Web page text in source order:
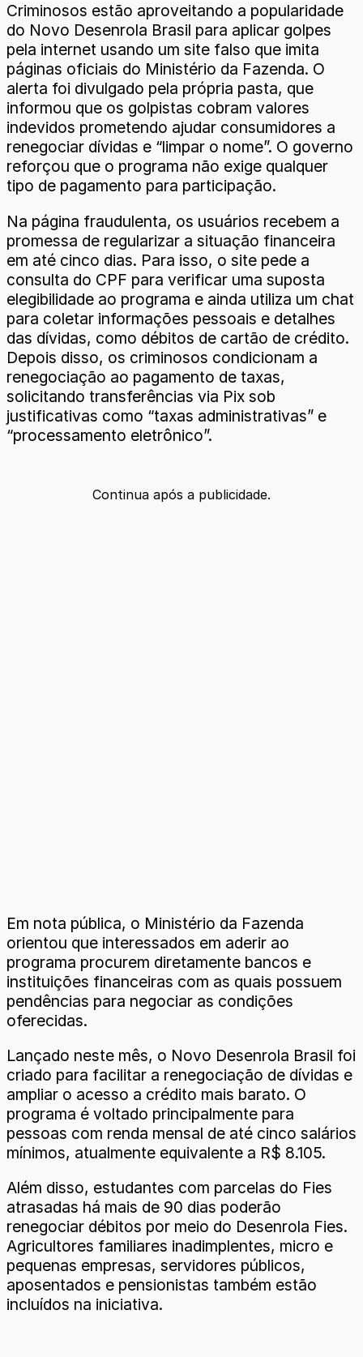
Criminosos estão aproveitando a popularidade
do Novo Desenrola Brasil para aplicar golpes
pela internet usando um site falso que imita
páginas oficiais do Ministério da Fazenda. O
alerta foi divulgado pela própria pasta, que
informou que os golpistas cobram valores
indevidos prometendo ajudar consumidores a
renegociar dívidas e “limpar o nome”. O governo
reforçou que o programa não exige qualquer
tipo de pagamento para participação.
Na página fraudulenta, os usuários recebem a
promessa de regularizar a situação financeira
em até cinco dias. Para isso, o site pede a
consulta do CPF para verificar uma suposta
elegibilidade ao programa e ainda utiliza um chat
para coletar informações pessoais e detalhes
das dívidas, como débitos de cartão de crédito.
Depois disso, os criminosos condicionam a
renegociação ao pagamento de taxas,
solicitando transferências via Pix sob
justificativas como “taxas administrativas” e
“processamento eletrônico”.
Continua após a publicidade.
Em nota pública, o Ministério da Fazenda
orientou que interessados em aderir ao
programa procurem diretamente bancos e
instituições financeiras com as quais possuem
pendências para negociar as condições
oferecidas.
Lançado neste mês, o Novo Desenrola Brasil foi
criado para facilitar a renegociação de dívidas e
ampliar o acesso a crédito mais barato. O
programa é voltado principalmente para
pessoas com renda mensal de até cinco salários
mínimos, atualmente equivalente a R$ 8.105.
Além disso, estudantes com parcelas do Fies
atrasadas há mais de 90 dias poderão
renegociar débitos por meio do Desenrola Fies.
Agricultores familiares inadimplentes, micro e
pequenas empresas, servidores públicos,
aposentados e pensionistas também estão
incluídos na iniciativa.